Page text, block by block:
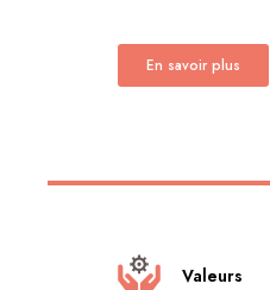
En savoir plus
Valeurs